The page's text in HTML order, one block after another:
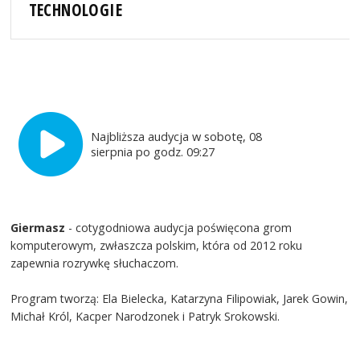
TECHNOLOGIE
Najbliższa audycja w sobotę, 08
sierpnia po godz. 09:27
Giermasz - cotygodniowa audycja poświęcona grom
komputerowym, zwłaszcza polskim, która od 2012 roku
zapewnia rozrywkę słuchaczom.
Program tworzą: Ela Bielecka, Katarzyna Filipowiak, Jarek Gowin,
Michał Król, Kacper Narodzonek i Patryk Srokowski.